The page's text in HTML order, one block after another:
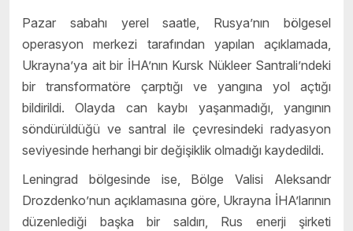
Pazar sabahı yerel saatle, Rusya’nın bölgesel
operasyon merkezi tarafından yapılan açıklamada,
Ukrayna’ya ait bir İHA’nın Kursk Nükleer Santrali’ndeki
bir transformatöre çarptığı ve yangına yol açtığı
bildirildi. Olayda can kaybı yaşanmadığı, yangının
söndürüldüğü ve santral ile çevresindeki radyasyon
seviyesinde herhangi bir değişiklik olmadığı kaydedildi.
Leningrad bölgesinde ise, Bölge Valisi Aleksandr
Drozdenko’nun açıklamasına göre, Ukrayna İHA’larının
düzenlediği başka bir saldırı, Rus enerji şirketi